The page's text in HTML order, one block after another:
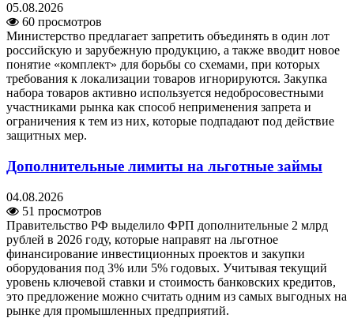
05.08.2026
60 просмотров
Министерство предлагает запретить объединять в один лот
российскую и зарубежную продукцию, а также вводит новое
понятие «комплект» для борьбы со схемами, при которых
требования к локализации товаров игнорируются. Закупка
набора товаров активно используется недобросовестными
участниками рынка как способ неприменения запрета и
ограничения к тем из них, которые подпадают под действие
защитных мер.
Дополнительные лимиты на льготные займы
04.08.2026
51 просмотров
Правительство РФ выделило ФРП дополнительные 2 млрд
рублей в 2026 году, которые направят на льготное
финансирование инвестиционных проектов и закупки
оборудования под 3% или 5% годовых. Учитывая текущий
уровень ключевой ставки и стоимость банковских кредитов,
это предложение можно считать одним из самых выгодных на
рынке для промышленных предприятий.